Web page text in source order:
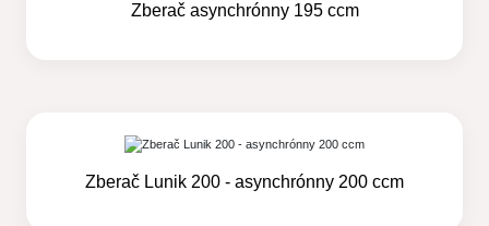
Zberač asynchrónny 195 ccm
Zberač Lunik 200 - asynchrónny 200 ccm